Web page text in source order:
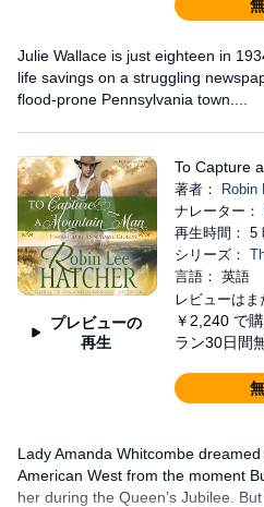
Julie Wallace is just eighteen in
life savings on a struggling
flood-prone Pennsylvania town....
プレビューの
再生
To Capture
著者：
Robin
ナレーター：
再生時間： 5
シリーズ：
言語： 英語
レビューはま
￥2,240 で
ラン30日間
Lady Amanda Whitcombe
American West from the moment
her during the Queen’s Jubilee.